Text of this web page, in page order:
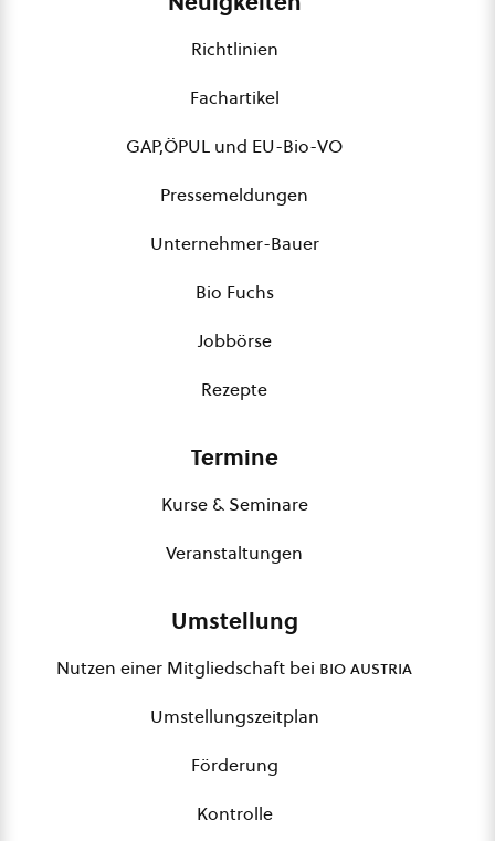
Richtlinien
Fachartikel
GAP,ÖPUL und EU-Bio-VO
Pressemeldungen
Unternehmer-Bauer
Bio Fuchs
Jobbörse
Rezepte
Termine
Kurse & Seminare
Veranstaltungen
Umstellung
Nutzen einer Mitgliedschaft bei bio austria
Umstellungszeitplan
Förderung
Kontrolle